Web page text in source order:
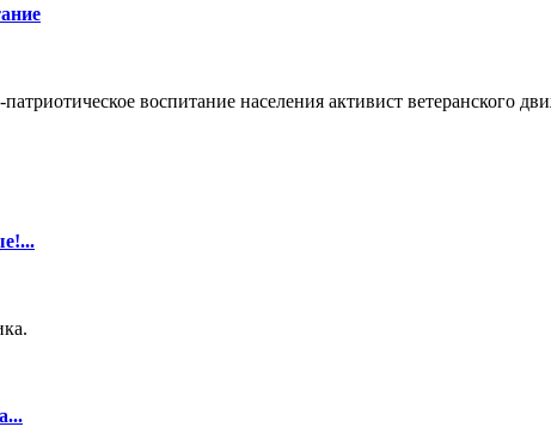
воспитание населения активист ветеранского